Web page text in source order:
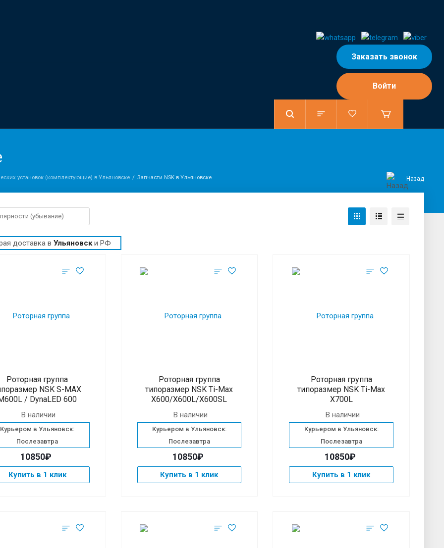
Заказать звонок
Войти
установок (комплектующие) в Ульяновске Запчасти NSK в Ульяновске Назад
доставка в Ульяновски РФ
Роторная группа
NSK S-MAX
/ DynaLED 600
В наличии
Курьером в Ульяновск:
Послезавтра
10850₽
Купить в 1 клик
Роторная группа
типоразмер NSK Ti-Max
X600/X600L/X600SL
В наличии
Курьером в Ульяновск:
Послезавтра
10850₽
Купить в 1 клик
Роторная группа
типоразмер NSK Ti-Max
X700L
В наличии
Курьером в Ульяновск:
Послезавтра
10850₽
Купить в 1 клик